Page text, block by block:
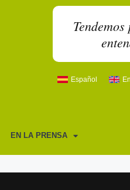
Español
EN LA PRENSA